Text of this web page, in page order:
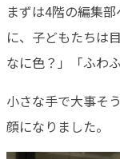
まずは4階の編集
に、子どもたちは
なに色？」「ふわ
小さな手で大事そ
顔になりました。